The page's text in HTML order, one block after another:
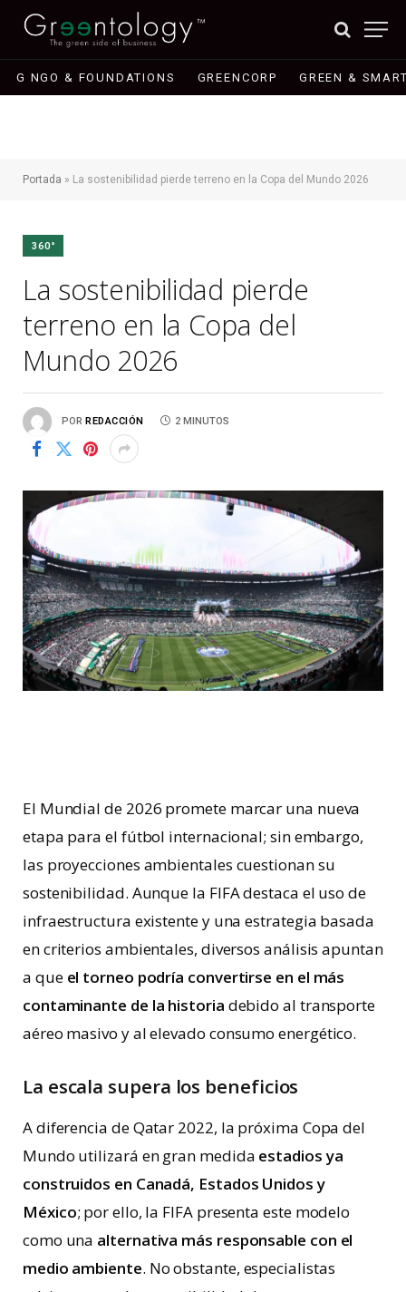
G NGO & FOUNDATIONS GREENCORP GREEN &
Portada » La sostenibilidad pierde terreno en la Copa del Mundo 2026
360°
La sostenibilidad pierde
terreno en la Copa del
Mundo 2026
POR REDACCIÓN 2 MINUTOS
El Mundial de 2026 promete marcar una nueva
etapa para el fútbol internacional; sin embargo,
las proyecciones ambientales cuestionan su
sostenibilidad. Aunque la FIFA destaca el uso de
infraestructura existente y una estrategia basada
en criterios ambientales, diversos análisis apuntan
a que el torneo podría convertirse en el más
contaminante de la historia debido al transporte
aéreo masivo y al elevado consumo energético.
La escala supera los beneficios
A diferencia de Qatar 2022, la próxima Copa del
Mundo utilizará en gran medida estadios ya
construidos en Canadá, Estados Unidos y
México; por ello, la FIFA presenta este modelo
como una alternativa más responsable con el
medio ambiente. No obstante, especialistas